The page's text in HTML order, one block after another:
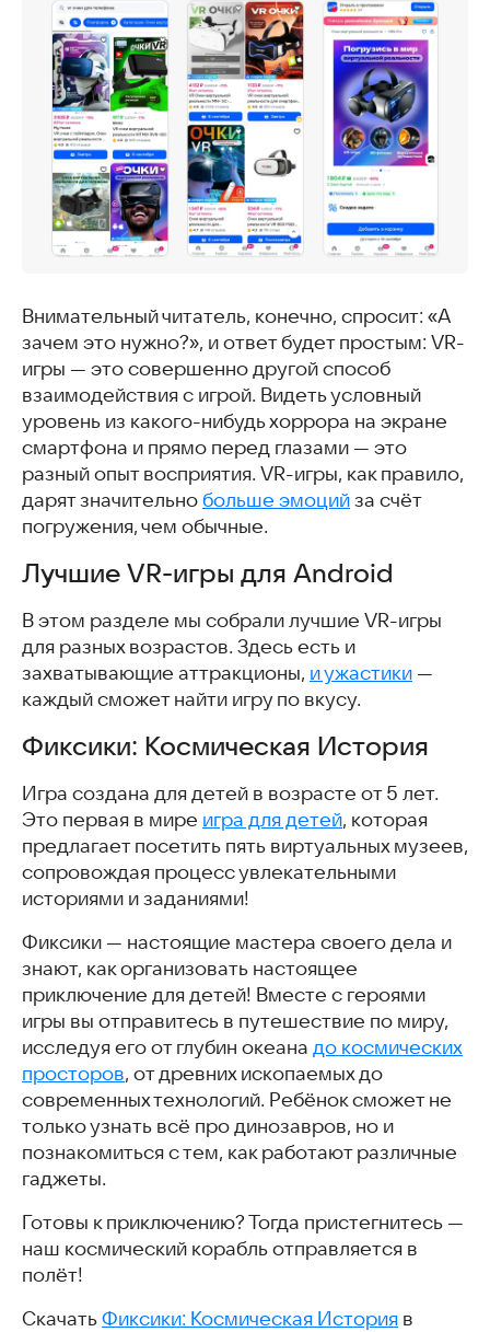
Внимательный читатель, конечно, спросит: «А
зачем это нужно?», и ответ будет простым: VR-
игры — это совершенно другой способ
взаимодействия с игрой. Видеть условный
уровень из какого-нибудь хоррора на экране
смартфона и прямо перед глазами — это
разный опыт восприятия. VR-игры, как правило,
дарят значительно больше эмоций за счёт
погружения, чем обычные.
Лучшие VR-игры для Android
В этом разделе мы собрали лучшие VR-игры
для разных возрастов. Здесь есть и
захватывающие аттракционы, и ужастики —
каждый сможет найти игру по вкусу.
Фиксики: Космическая История
Игра создана для детей в возрасте от 5 лет.
Это первая в мире игра для детей, которая
предлагает посетить пять виртуальных музеев,
сопровождая процесс увлекательными
историями и заданиями!
Фиксики — настоящие мастера своего дела и
знают, как организовать настоящее
приключение для детей! Вместе с героями
игры вы отправитесь в путешествие по миру,
исследуя его от глубин океана до космических
просторов, от древних ископаемых до
современных технологий. Ребёнок сможет не
только узнать всё про динозавров, но и
познакомиться с тем, как работают различные
гаджеты.
Готовы к приключению? Тогда пристегнитесь —
наш космический корабль отправляется в
полёт!
Скачать Фиксики: Космическая История в